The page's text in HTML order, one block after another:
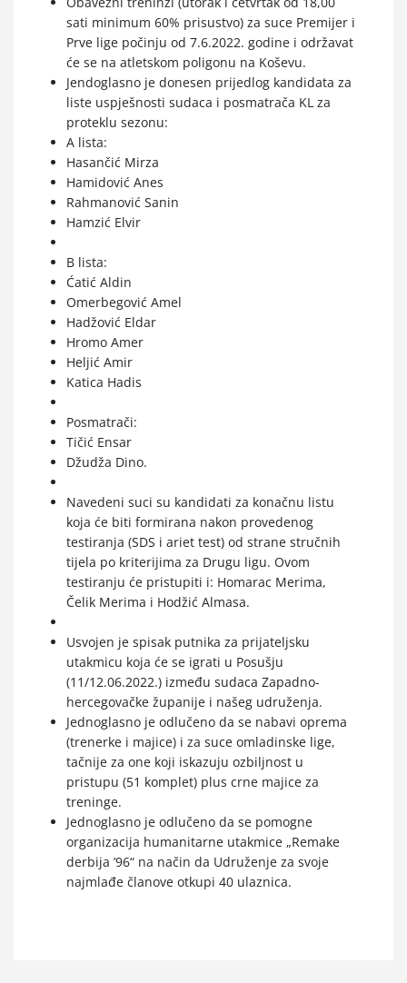
sati minimum 60% prisustvo) za suce Premijer i
Prve lige počinju od 7.6.2022. godine i održavat
će se na atletskom poligonu na Koševu.
Jendoglasno je donesen prijedlog kandidata za
liste uspješnosti sudaca i posmatrača KL za
proteklu sezonu:
A lista:
Hasančić Mirza
Hamidović Anes
Rahmanović Sanin
Hamzić Elvir
B lista:
Ćatić Aldin
Omerbegović Amel
Hadžović Eldar
Hromo Amer
Heljić Amir
Katica Hadis
Posmatrači:
Tičić Ensar
Džudža Dino.
Navedeni suci su kandidati za konačnu listu
koja će biti formirana nakon provedenog
testiranja (SDS i ariet test) od strane stručnih
tijela po kriterijima za Drugu ligu. Ovom
testiranju će pristupiti i: Homarac Merima,
Čelik Merima i Hodžić Almasa.
Usvojen je spisak putnika za prijateljsku
utakmicu koja će se igrati u Posušju
(11/12.06.2022.) između sudaca Zapadno-
hercegovačke županije i našeg udruženja.
Jednoglasno je odlučeno da se nabavi oprema
(trenerke i majice) i za suce omladinske lige,
tačnije za one koji iskazuju ozbiljnost u
pristupu (51 komplet) plus crne majice za
treninge.
Jednoglasno je odlučeno da se pomogne
organizacija humanitarne utakmice „Remake
derbija ’96“ na način da Udruženje za svoje
najmlađe članove otkupi 40 ulaznica.